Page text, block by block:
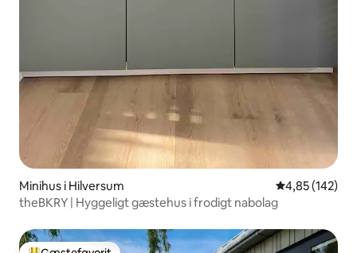
Minihus i Hilversum 4,85 ud af 5 i
4,85 (142)
theBKRY | Hyggeligt gæstehus i frodigt nabolag